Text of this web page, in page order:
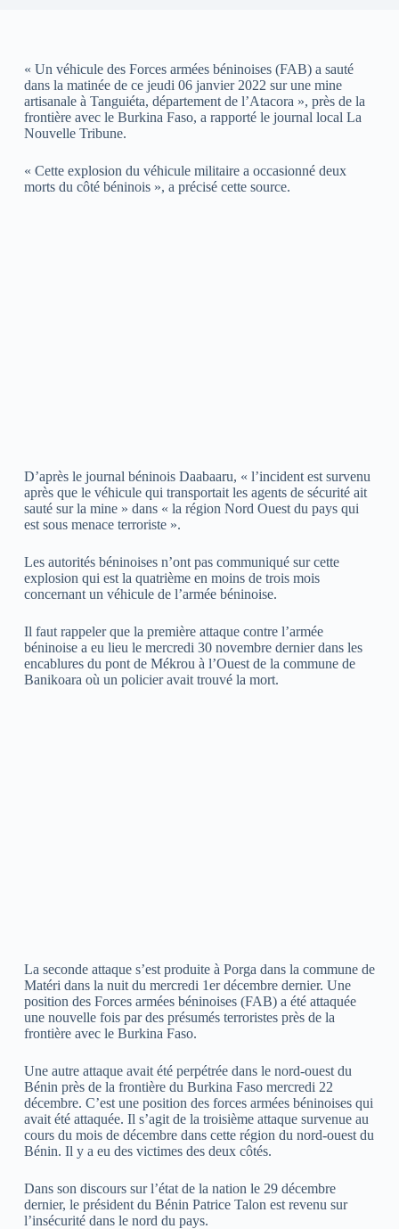
« Un véhicule des Forces armées béninoises (FAB) a sauté
dans la matinée de ce jeudi 06 janvier 2022 sur une mine
artisanale à Tanguiéta, département de l’Atacora », près de la
frontière avec le Burkina Faso, a rapporté le journal local La
Nouvelle Tribune.
« Cette explosion du véhicule militaire a occasionné deux
morts du côté béninois », a précisé cette source.
D’après le journal béninois Daabaaru, « l’incident est survenu
après que le véhicule qui transportait les agents de sécurité ait
sauté sur la mine » dans « la région Nord Ouest du pays qui
est sous menace terroriste ».
Les autorités béninoises n’ont pas communiqué sur cette
explosion qui est la quatrième en moins de trois mois
concernant un véhicule de l’armée béninoise.
Il faut rappeler que la première attaque contre l’armée
béninoise a eu lieu le mercredi 30 novembre dernier dans les
encablures du pont de Mékrou à l’Ouest de la commune de
Banikoara où un policier avait trouvé la mort.
La seconde attaque s’est produite à Porga dans la commune de
Matéri dans la nuit du mercredi 1er décembre dernier. Une
position des Forces armées béninoises (FAB) a été attaquée
une nouvelle fois par des présumés terroristes près de la
frontière avec le Burkina Faso.
Une autre attaque avait été perpétrée dans le nord-ouest du
Bénin près de la frontière du Burkina Faso mercredi 22
décembre. C’est une position des forces armées béninoises qui
avait été attaquée. Il s’agit de la troisième attaque survenue au
cours du mois de décembre dans cette région du nord-ouest du
Bénin. Il y a eu des victimes des deux côtés.
Dans son discours sur l’état de la nation le 29 décembre
dernier, le président du Bénin Patrice Talon est revenu sur
l’insécurité dans le nord du pays.